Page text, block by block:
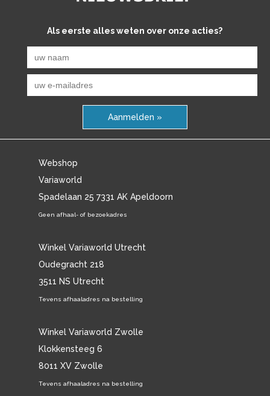
Als eerste alles weten over onze acties?
Aanmelden »
Webshop
Variaworld
Spadelaan 25 7331 AK Apeldoorn
Geen afhaal- of bezoekadres
Winkel Variaworld Utrecht
Oudegracht 218
3511 NS Utrecht
Tevens afhaaladres na bestelling
Winkel Variaworld Zwolle
Klokkensteeg 6
8011 XV Zwolle
Tevens afhaaladres na bestelling